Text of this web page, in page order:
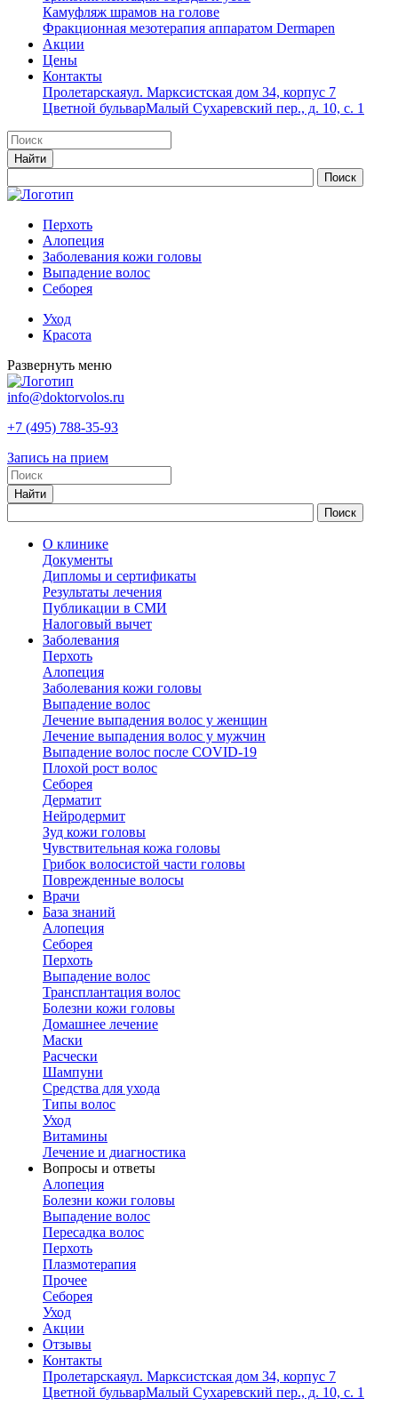
Камуфляж шрамов на голове
Фракционная мезотерапия аппаратом Dermapen
Акции
Цены
Контакты
Пролетарскаяул. Марксистская дом 34, корпус 7
Цветной бульварМалый Сухаревский пер., д. 10, с. 1
Перхоть
Алопеция
Заболевания кожи головы
Выпадение волос
Cеборея
Уход
Красота
Развернуть меню
info@doktorvolos.ru
+7 (495) 788-35-93
Запись на прием
О клинике
Документы
Дипломы и сертификаты
Результаты лечения
Публикации в СМИ
Налоговый вычет
Заболевания
Перхоть
Алопеция
Заболевания кожи головы
Выпадение волос
Лечение выпадения волос у женщин
Лечение выпадения волос у мужчин
Выпадение волос после COVID-19
Плохой рост волос
Cеборея
Дерматит
Нейродермит
Зуд кожи головы
Чувствительная кожа головы
Грибок волосистой части головы
Поврежденные волосы
Врачи
База знаний
Алопеция
Себорея
Перхоть
Выпадение волос
Трансплантация волос
Болезни кожи головы
Домашнее лечение
Маски
Расчески
Шампуни
Средства для ухода
Типы волос
Уход
Витамины
Лечение и диагностика
Вопросы и ответы
Алопеция
Болезни кожи головы
Выпадение волос
Пересадка волос
Перхоть
Плазмотерапия
Прочее
Себорея
Уход
Акции
Отзывы
Контакты
Пролетарскаяул. Марксистская дом 34, корпус 7
Цветной бульварМалый Сухаревский пер., д. 10, с. 1